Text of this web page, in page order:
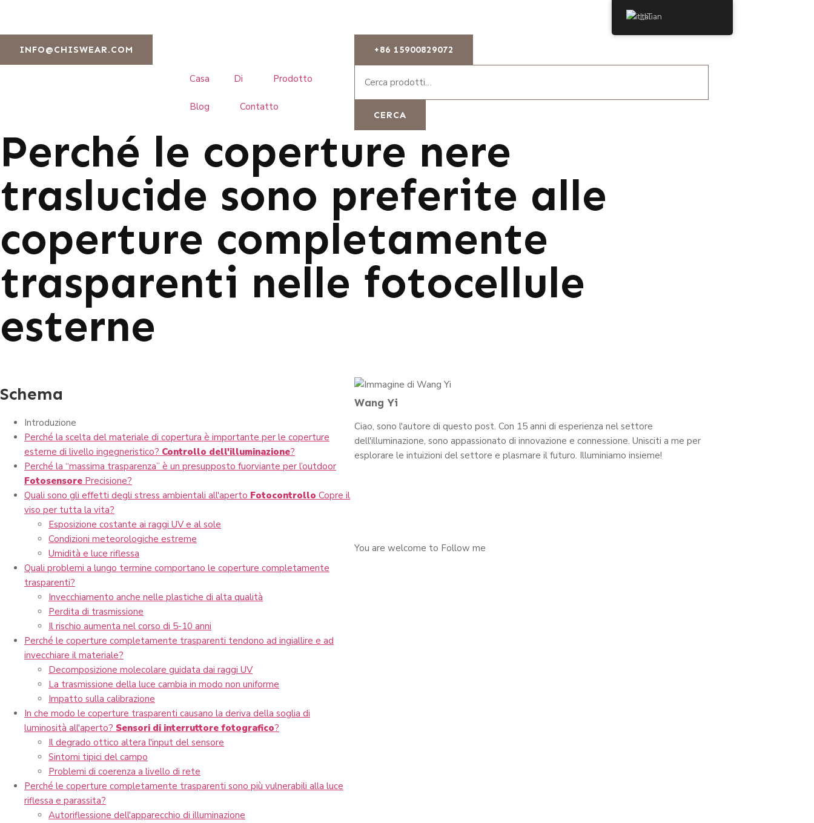
INFO@CHISWEAR.COM +86 15900829072
Casa Di Prodotto
Blog Contatto
CERCA
Perché le coperture nere
traslucide sono preferite alle
coperture completamente
trasparenti nelle fotocellule
esterne
Schema
Introduzione
Perché la scelta del materiale di copertura è importante per le coperture
esterne di livello ingegneristico? Controllo dell'illuminazione?
Perché la “massima trasparenza” è un presupposto fuorviante per l’outdoor
Fotosensore Precisione?
Quali sono gli effetti degli stress ambientali all'aperto Fotocontrollo Copre il
viso per tutta la vita?
Esposizione costante ai raggi UV e al sole
Condizioni meteorologiche estreme
Umidità e luce riflessa
Quali problemi a lungo termine comportano le coperture completamente
trasparenti?
Invecchiamento anche nelle plastiche di alta qualità
Perdita di trasmissione
Il rischio aumenta nel corso di 5-10 anni
Perché le coperture completamente trasparenti tendono ad ingiallire e ad
invecchiare il materiale?
Decomposizione molecolare guidata dai raggi UV
La trasmissione della luce cambia in modo non uniforme
Impatto sulla calibrazione
In che modo le coperture trasparenti causano la deriva della soglia di
luminosità all'aperto? Sensori di interruttore fotografico?
Il degrado ottico altera l'input del sensore
Sintomi tipici del campo
Problemi di coerenza a livello di rete
Perché le coperture completamente trasparenti sono più vulnerabili alla luce
riflessa e parassita?
Autoriflessione dell'apparecchio di illuminazione
Wang Yi
Ciao, sono l'autore di questo post. Con 15 anni di esperienza nel settore
dell'illuminazione, sono appassionato di innovazione e connessione. Unisciti a me per
esplorare le intuizioni del settore e plasmare il futuro. Illuminiamo insieme!
You are welcome to Follow me
Italian